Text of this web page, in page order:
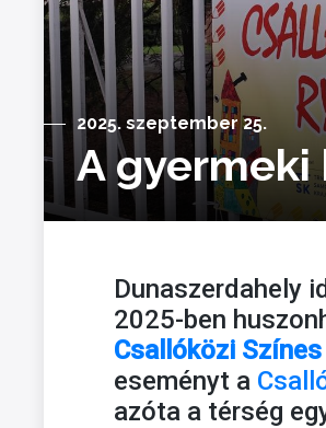
2025. szeptember 25.
A gyermeki
Dunaszerdahely
2025-ben
Csallóközi
eseményt a
azóta a térség